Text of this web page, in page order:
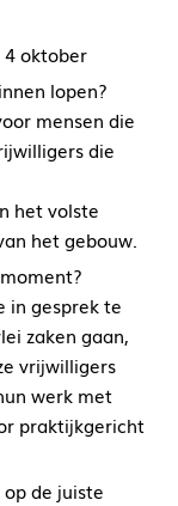
4 oktober
lopen?
mensen die
die
het volste
het gebouw.
in gesprek te
zaken gaan,
vrijwilligers
werk met
praktijkgericht
de juiste